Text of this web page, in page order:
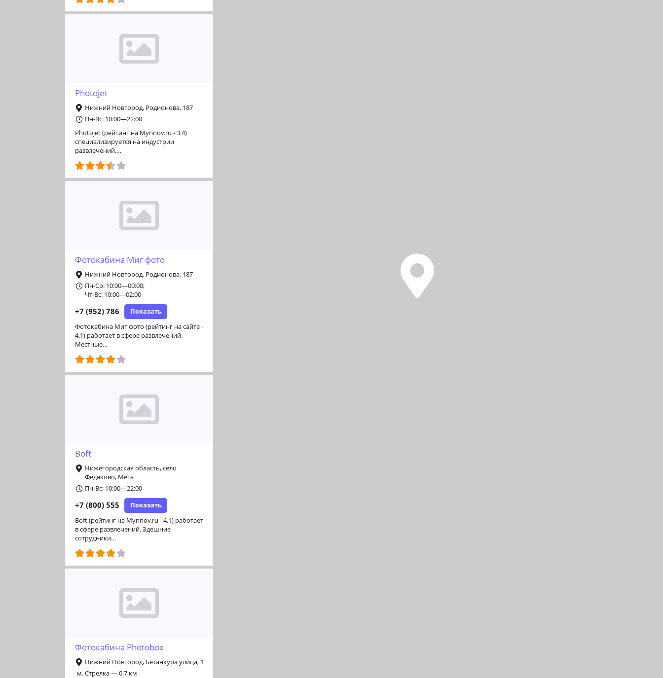
Photojet
Нижний Новгород, Родионова, 187
Пн-Вс: 10:00—22:00
Photojet (рейтинг на Mynnov.ru - 3.4)
специализируется на индустрии
развлечений.…
Фотокабина Миг фото
Нижний Новгород, Родионова, 187
Пн-Ср: 10:00—00:00;
Чт-Вс: 10:00—02:00
+7 (952) 786 Показать
Фотокабина Миг фото (рейтинг на сайте -
4.1) работает в сфере развлечений.
Местные…
Boft
Нижегородская область, село
Федяково, Мега
Пн-Вс: 10:00—22:00
+7 (800) 555 Показать
Boft (рейтинг на Mynnov.ru - 4.1) работает
в сфере развлечений. Здешние
сотрудники…
Фотокабина Photobox
Нижний Новгород, Бетанкура улица, 1
м. Стрелка — 0.7 км